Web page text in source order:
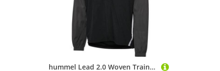
hummel Lead 2.0 Woven Trainingsjacke 223768 BLACK/ASPHALT - Gr. 2XL